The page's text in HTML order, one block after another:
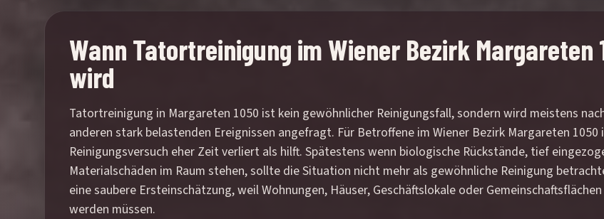
Wann Tatortreinigung im Wiener Bezirk
wird
Tatortreinigung in Margareten 1050 ist kein gewöhnlicher Reinigungsfall, sondern wird meistens
anderen stark belastenden Ereignissen angefragt. Für Betroffene im Wiener Bezirk Margareten
Reinigungsversuch eher Zeit verliert als hilft. Spätestens wenn biologische Rückstände, tief
Materialschäden im Raum stehen, sollte die Situation nicht mehr als gewöhnliche Reinigung
eine saubere Ersteinschätzung, weil Wohnungen, Häuser, Geschäftslokale oder
werden müssen.